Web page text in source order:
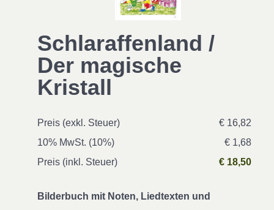
Schlaraffenland /
Der magische
Kristall
Preis (exkl. Steuer)
€ 16,82
10% MwSt. (10%)
€ 1,68
Preis (inkl. Steuer)
€ 18,50
Bilderbuch mit Noten, Liedtexten und